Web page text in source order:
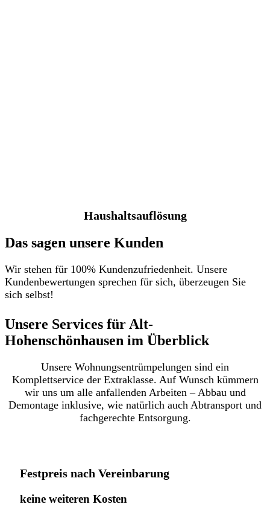
Haushaltsauflösung
Das sagen unsere Kunden
Wir stehen für 100% Kundenzufriedenheit. Unsere
Kundenbewertungen sprechen für sich, überzeugen Sie
sich selbst!
Unsere Services für Alt-
Hohenschönhausen im Überblick​
Unsere Wohnungsentrümpelungen sind ein
Komplettservice der Extraklasse. Auf Wunsch kümmern
wir uns um alle anfallenden Arbeiten – Abbau und
Demontage inklusive, wie natürlich auch Abtransport und
fachgerechte Entsorgung.
Festpreis nach Vereinbarung
keine weiteren Kosten